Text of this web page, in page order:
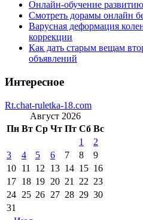
Онлайн-обучение
Смотреть дорамы онлайн
Варусная деформация
коррекции
Как дать старым вещам
объявлений
Интересное
Rt.chat-ruletka-18.com
Август 2026
Пн Вт Ср Чт Пт Сб Вс
1
2
3
4 5 6 7 8
9
10 11 12 13 14 15 16
17 18 19 20 21 22 23
24 25 26 27 28 29 30
31